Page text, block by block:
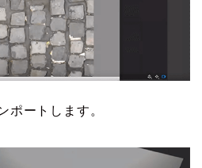
ポートします。